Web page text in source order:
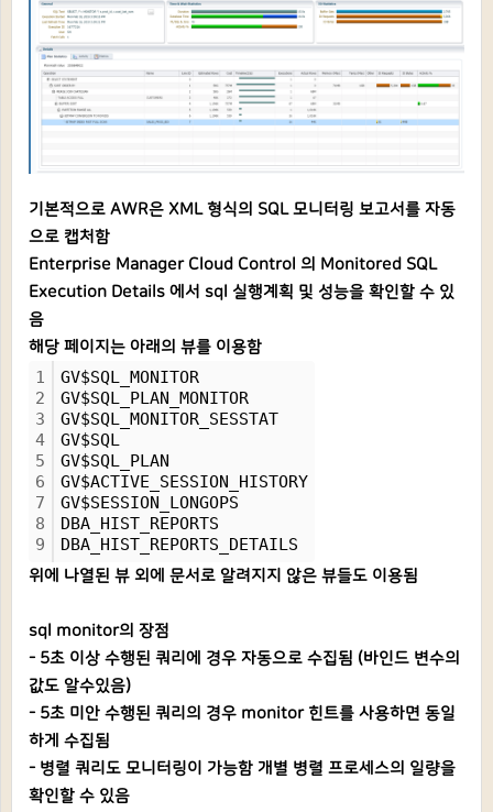
기본적으로 AWR은 XML 형식의 SQL 모니터링 보고서를 자동
으로 캡처함
Enterprise Manager Cloud Control 의 Monitored SQL
Execution Details 에서 sql 실행계획 및 성능을 확인할 수 있
음
해당 페이지는 아래의 뷰를 이용함
1
2
3
4
5
6
7
8
9
GV$SQL_MONITOR
GV$SQL_PLAN_MONITOR
GV$SQL_MONITOR_SESSTAT
GV$SQL
GV$SQL_PLAN
GV$ACTIVE_SESSION_HISTORY
GV$SESSION_LONGOPS
DBA_HIST_REPORTS
DBA_HIST_REPORTS_DETAILS
위에 나열된 뷰 외에 문서로 알려지지 않은 뷰들도 이용됨
sql monitor의 장점
- 5초 이상 수행된 쿼리에 경우 자동으로 수집됨 (바인드 변수의
값도 알수있음)
- 5초 미안 수행된 쿼리의 경우 monitor 힌트를 사용하면 동일
하게 수집됨
- 병렬 쿼리도 모니터링이 가능함 개별 병렬 프로세스의 일량을
확인할 수 있음